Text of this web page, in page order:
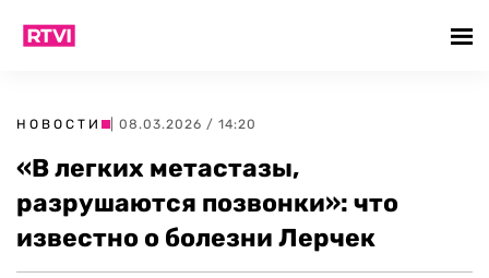
НОВОСТИ | 08.03.2026 / 14:20
«В легких метастазы,
разрушаются позвонки»: что
известно о болезни Лерчек